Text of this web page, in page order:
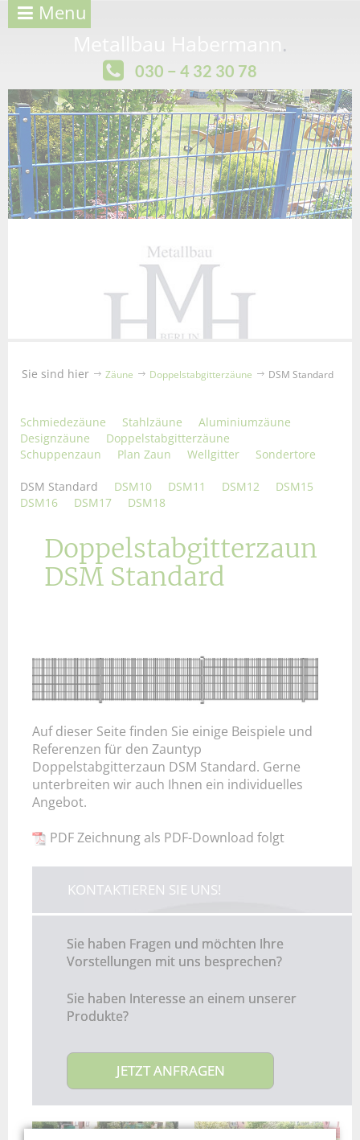
Menu
.
030 − 4 32 30 78
Sie sind hier Zäune Doppelstabgitterzäune DSM Standard
Schmiedezäune Stahlzäune
Aluminiumzäune
Designzäune
Doppelstabgitterzäune
Schuppenzaun
Plan Zaun Wellgitter Sondertore
DSM Standard DSM10 DSM11 DSM12
DSM15
DSM16
DSM17 DSM18
Doppelstab­gitterzaun
DSM Standard
Auf dieser Seite finden Sie einige Beispiele und
Referenzen für den Zauntyp
Doppelstabgitterzaun DSM Standard. Gerne
unterbreiten wir auch Ihnen ein individuelles
Angebot.
PDF Zeichnung als PDF-Download folgt
KONTAKTIEREN SIE UNS!
Sie haben Fragen und möchten Ihre
Vorstellungen mit uns besprechen?
Sie haben Interesse an einem unserer
Produkte?
JETZT ANFRAGEN